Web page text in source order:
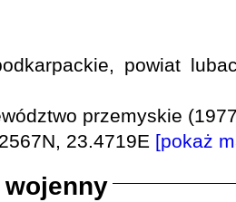
powiat
przemyskie
23.4719E [pokaż
wojenny